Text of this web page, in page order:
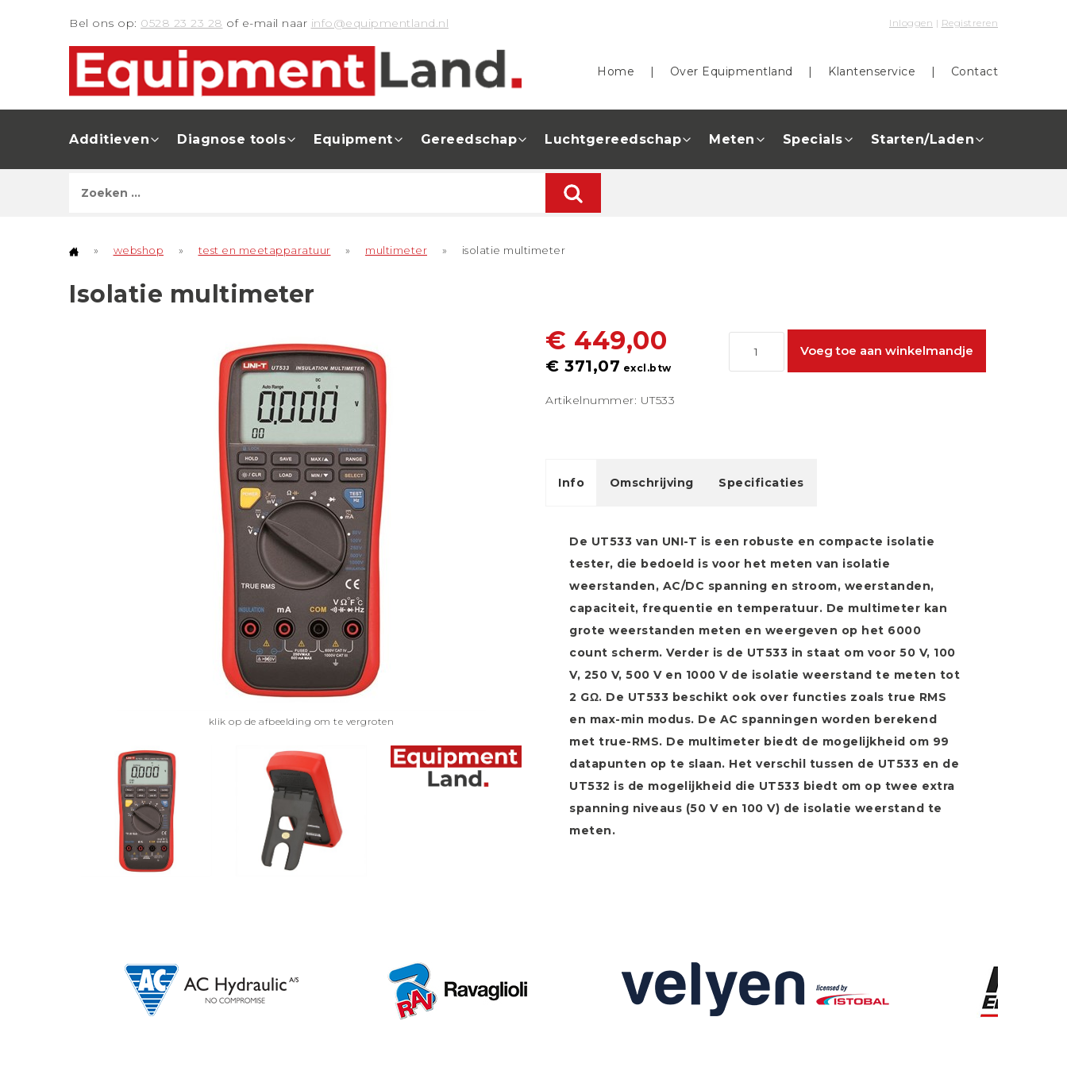
Bel ons op: 0528 23 23 28 of e-mail naar info@equipmentland.nl Inloggen | Registreren
Home | Over Equipmentland | Klantenservice | Contact
Additieven Diagnose tools Equipment Gereedschap Luchtgereedschap Meten Specials Starten/Laden
» webshop » test en meetapparatuur » multimeter » isolatie multimeter
Isolatie multimeter
klik op de afbeelding om te vergroten
€ 449,00
€ 371,07 excl.btw
Artikelnummer: UT533
Info Omschrijving Specificaties
De UT533 van UNI-T is een robuste en compacte isolatie
tester, die bedoeld is voor het meten van isolatie
weerstanden, AC/DC spanning en stroom, weerstanden,
capaciteit, frequentie en temperatuur. De multimeter kan
grote weerstanden meten en weergeven op het 6000
count scherm. Verder is de UT533 in staat om voor 50 V, 100
V, 250 V, 500 V en 1000 V de isolatie weerstand te meten tot
2 GΩ. De UT533 beschikt ook over functies zoals true RMS
en max-min modus. De AC spanningen worden berekend
met true-RMS. De multimeter biedt de mogelijkheid om 99
datapunten op te slaan. Het verschil tussen de UT533 en de
UT532 is de mogelijkheid die UT533 biedt om op twee extra
spanning niveaus (50 V en 100 V) de isolatie weerstand te
meten.